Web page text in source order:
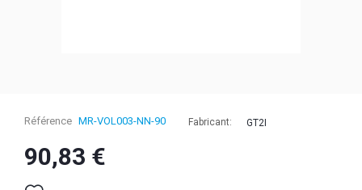
Référence MR-VOL003-NN-90 Fabricant: GT2I
90,83 €